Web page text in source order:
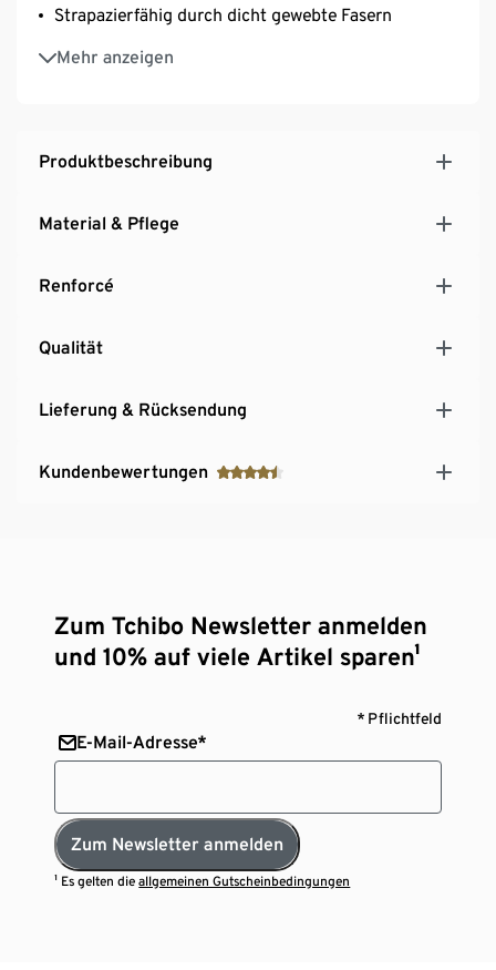
Strapazierfähig durch dicht gewebte Fasern
Mehr anzeigen
Temperaturausgleichend und saugfähig
Unterstützt die Initiative Cotton made in Africa
Produktbeschreibung
Material & Pflege
Renforcé
Qualität
Lieferung & Rücksendung
Kundenbewertungen
Zum Tchibo Newsletter anmelden
und 10% auf viele Artikel sparen¹
* Pflichtfeld
E-Mail-Adresse*
Zum Newsletter anmelden
¹ Es gelten dieallgemeinen Gutscheinbedingungen